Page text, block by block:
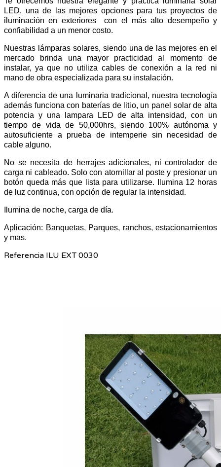
LED, una de las mejores opciones para tus proyectos de
iluminación en exteriores con el más alto desempeño y
confiabilidad a un menor costo.
Nuestras lámparas solares, siendo una de las mejores en el
mercado brinda una mayor practicidad al momento de
instalar, ya que no utiliza cables de conexión a la red ni
mano de obra especializada para su instalación.
A diferencia de una luminaria tradicional, nuestra tecnología
además funciona con baterías de litio, un panel solar de alta
potencia y una lampara LED de alta intensidad, con un
tiempo de vida de 50,000hrs, siendo 100% autónoma y
autosuficiente a prueba de intemperie sin necesidad de
cable alguno.
No se necesita de herrajes adicionales, ni controlador de
carga ni cableado. Solo con atornillar al poste y presionar un
botón queda más que lista para utilizarse. Ilumina 12 horas
de luz continua, con opción de regular la intensidad.
Ilumina de noche, carga de día.
Aplicación: Banquetas, Parques, ranchos, estacionamientos
y mas.
Referencia ILU EXT 0030